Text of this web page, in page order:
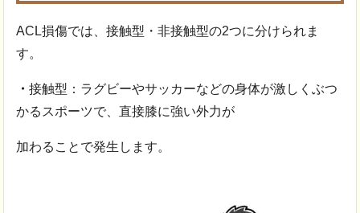
ACL損傷では、接触型・非接触型の2つに分けられま
す。
・接触型：ラグビーやサッカーなどの身体が激しくぶつ
かるスポーツで、直接膝に強い外力が
加わることで発生します。